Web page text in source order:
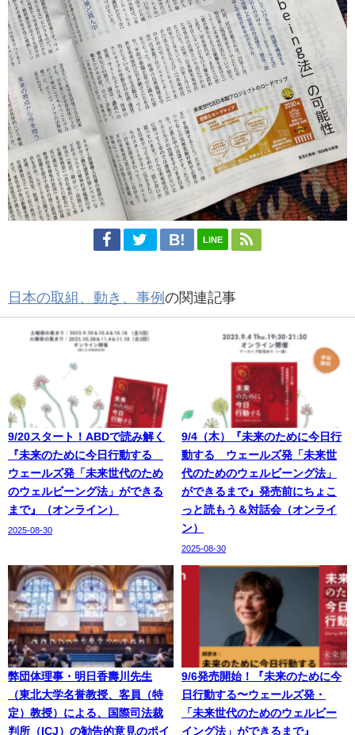
LINE
日本の取組、動き、事例 の関連記事
9/20スタート！ABDで読み解く
『未来のために今日行動する
ウェールズ発「未来世代のため
のウェルビーング法」ができる
まで』（オンライン）
2025-08-30
9/4（木）『未来のために今日行
動する ウェールズ発「未来世
代のためのウェルビーング法」
ができるまで』発売前にちょこ
っと読もう＆対話会（オンライ
ン）
2025-08-30
弊団体理事・明日香壽川先生
（東北大学名誉教授、客員（特
定）教授）による、国際司法裁
判所（ICJ）の勧告的意見のポイ
9/6発売開始！『未来のために今
日行動する〜ウェールズ発・
「未来世代のためのウェルビー
イング法」ができるまで』